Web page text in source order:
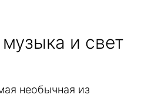
и свет
необычная из